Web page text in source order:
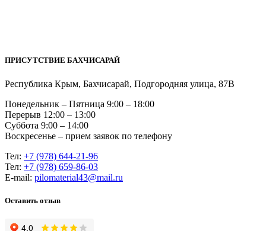
ПРИСУТСТВИЕ БАХЧИСАРАЙ
Республика Крым, Бахчисарай, Подгородняя улица, 87В
Понедельник – Пятница 9:00 – 18:00
Перерыв 12:00 – 13:00
Суббота 9:00 – 14:00
Воскресенье – прием заявок по телефону
Тел: +7 (978) 644-21-96
Тел: +7 (978) 659-86-03
Е-mail: pilomaterial43@mail.ru
Оставить отзыв